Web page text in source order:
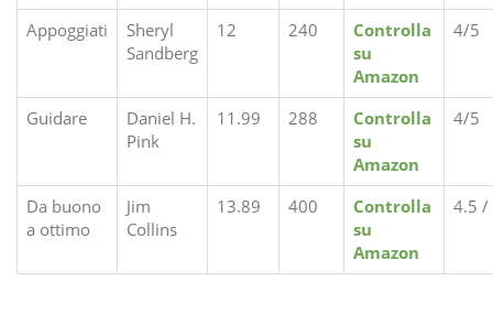
Appoggiati
Sheryl
Sandberg
12 240
Controlla
su
Amazon
4/5
Guidare
Daniel H.
Pink
11.99 288
Controlla
su
Amazon
4/5
Da buono
a ottimo
Jim
Collins
13.89 400
Controlla
su
Amazon
4.5 /